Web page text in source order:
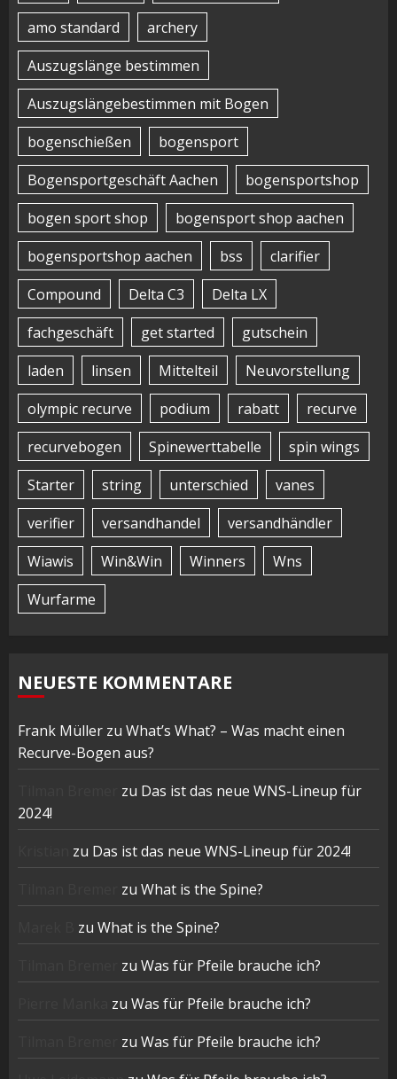
amo standard
archery
Auszugslänge bestimmen
Auszugslängebestimmen mit Bogen
bogenschießen
bogensport
Bogensportgeschäft Aachen
bogensportshop
bogen sport shop
bogensport shop aachen
bogensportshop aachen
bss
clarifier
Compound
Delta C3
Delta LX
fachgeschäft
get started
gutschein
laden
linsen Mittelteil
Neuvorstellung
olympic recurve
podium rabatt
recurve
recurvebogen
Spinewerttabelle
spin wings
Starter
string unterschied
vanes
verifier
versandhandel
versandhändler
Wiawis
Win&Win Winners
Wns
Wurfarme
NEUESTE KOMMENTARE
Frank Müller zu What’s What? – Was macht einen
Recurve-Bogen aus?
zu Das ist das neue WNS-Lineup für
2024!
zu Das ist das neue WNS-Lineup für 2024!
zu What is the Spine?
zu What is the Spine?
zu Was für Pfeile brauche ich?
zu Was für Pfeile brauche ich?
zu Was für Pfeile brauche ich?